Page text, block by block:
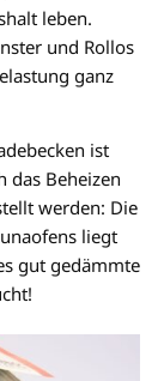
leben.
und Rollos
ganz
ist
das Beheizen
werden: Die
liegt
gut gedämmte